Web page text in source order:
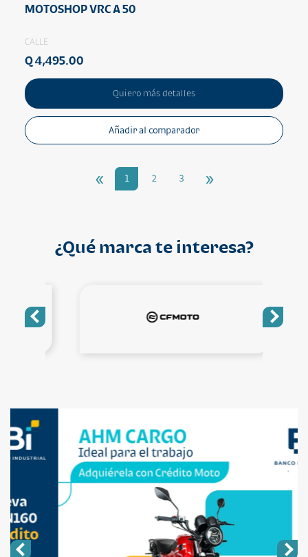
MOTOSHOP VRC A 50
CALLE
Q 4,495.00
Quiero más detalles
Añadir al comparador
« 1 2 3 »
¿Qué marca te interesa?